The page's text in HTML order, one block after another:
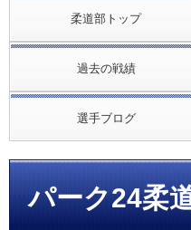
柔道部トップ
過去の戦績
選手ブログ
パーク24柔